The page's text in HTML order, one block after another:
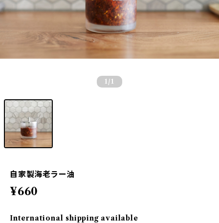
1 /1
自家製海老ラー油
¥660
International shipping available